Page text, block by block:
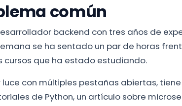
común
backend con tres años de
se ha sentado un par de horas
cursos que ha estado estudiando.
con múltiples pestañas abiertas,
de Python, un artículo sobre